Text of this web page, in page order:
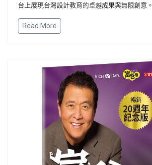
台上展現台灣設計教育的卓越成果與無限創意。
Read More